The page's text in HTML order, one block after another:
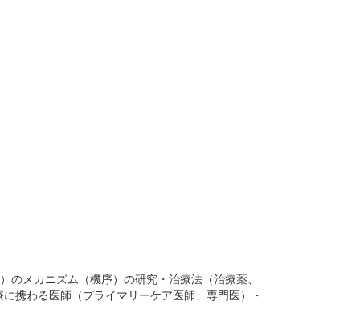
メカニズム（機序）の研究・治療法（治療薬、
携わる医師（プライマリーケア医師、専門医）・